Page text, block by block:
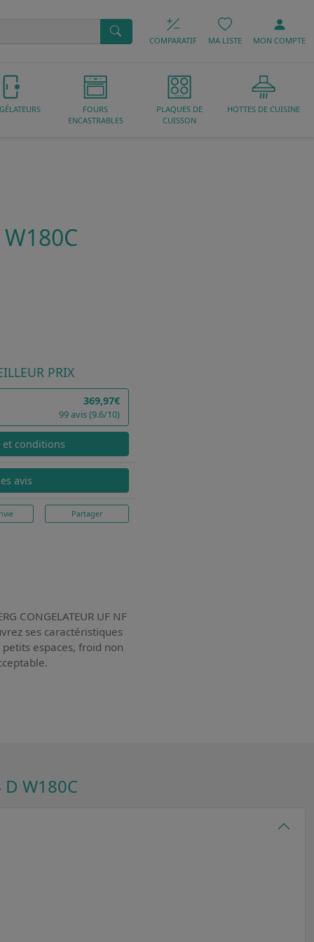
COMPARATIF MA LISTE MON COMPTE
FOURS
ENCASTRABLES
PLAQUES DE
CUISSON
HOTTES DE CUISINE
W180C
PRIX
369,97€
99 avis (9.6/10)
conditions
avis
Partager
CONGELATEUR UF NF
ses caractéristiques
espaces, froid non
D W180C